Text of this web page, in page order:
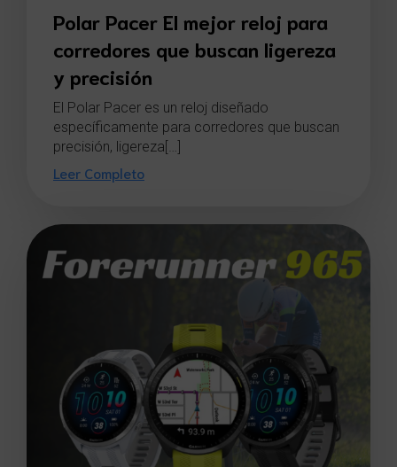
Polar Pacer El mejor reloj para
corredores que buscan ligereza
y precisión
El Polar Pacer es un reloj diseñado
específicamente para corredores que buscan
precisión, ligereza[…]
Leer Completo